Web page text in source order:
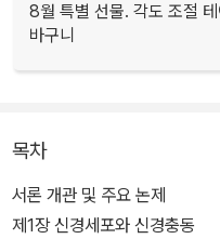
8월 특별 선물. 각도 조절 테
바구니
목차
서론 개관 및 주요 논제
제1장 신경세포와 신경충동